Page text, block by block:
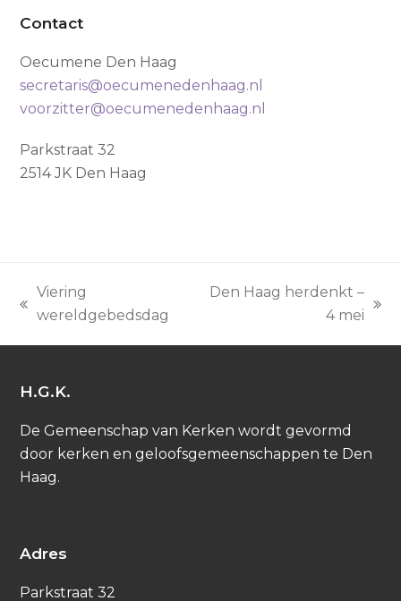
Contact
Oecumene Den Haag
secretaris@oecumenedenhaag.nl
voorzitter@oecumenedenhaag.nl
Parkstraat 32
2514 JK Den Haag
previous
Viering
wereldgebedsdag
Den Haag herdenkt –
4 mei
H.G.K.
De Gemeenschap van Kerken wordt gevormd
door kerken en geloofsgemeenschappen te Den
Haag.
Adres
Parkstraat 32